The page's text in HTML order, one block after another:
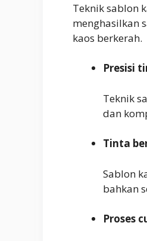
Teknik sablon
menghasilkan
kaos berkerah.
Presisi
Teknik
dan
Tinta
Sablon
bahkan
Proses